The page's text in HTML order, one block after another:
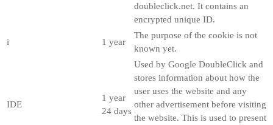
doubleclick.net. It contains an
encrypted unique ID.
i 1 year
The purpose of the cookie is not
known yet.
IDE
1 year
24 days
Used by Google DoubleClick and
stores information about how the
user uses the website and any
other advertisement before visiting
the website. This is used to present